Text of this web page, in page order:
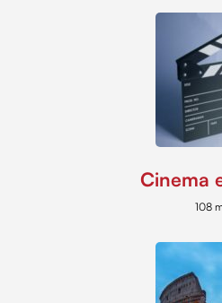
Cinema
108